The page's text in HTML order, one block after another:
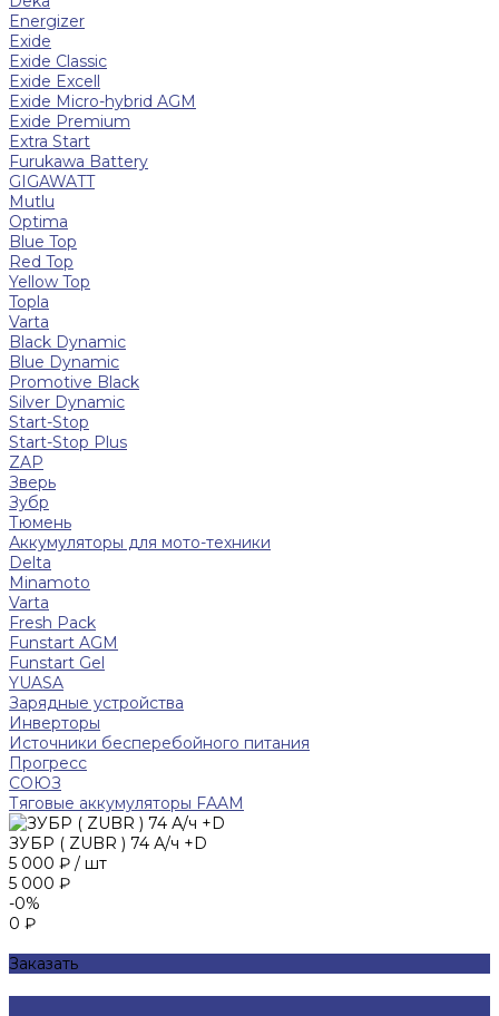
Energizer
Exide
Exide Classic
Exide Excell
Exide Micro-hybrid AGM
Exide Premium
Extra Start
Furukawa Battery
GIGAWATT
Mutlu
Optima
Blue Top
Red Top
Yellow Top
Topla
Varta
Black Dynamic
Blue Dynamic
Promotive Black
Silver Dynamic
Start-Stop
Start-Stop Plus
ZAP
Зверь
Зубр
Тюмень
Аккумуляторы для мото-техники
Delta
Minamoto
Varta
Fresh Pack
Funstart AGM
Funstart Gel
YUASA
Зарядные устройства
Инверторы
Источники бесперебойного питания
Прогресс
СОЮЗ
Тяговые аккумуляторы FAAM
ЗУБР ( ZUBR ) 74 А/ч +D
5 000 ₽ / шт
5 000 ₽
-0%
0 ₽
Заказать